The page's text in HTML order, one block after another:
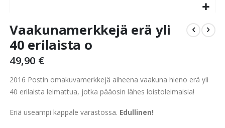
to
beginning
of
images
gallery
Vaakunamerkkejä erä yli
40 erilaista o
49,90 €
2016 Postin omakuvamerkkejä aiheena vaakuna hieno erä yli
40 erilaista leimattua, jotka pääosin lähes loistoleimaisia!
Eriä useampi kappale varastossa. Edullinen!